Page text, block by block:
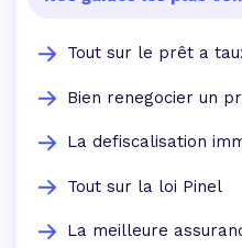
Tout sur le prêt a
Bien renegocier un
La defiscalisation
Tout sur la loi Pinel
La meilleure